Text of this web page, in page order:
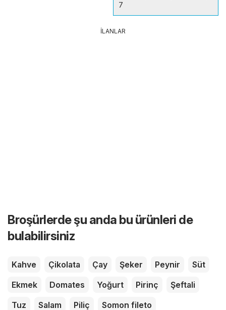
7
İLANLAR
Broşürlerde şu anda bu ürünleri de
bulabilirsiniz
Kahve Çikolata Çay Şeker Peynir
Süt
Ekmek
Domates Yoğurt Pirinç
Şeftali
Tuz
Salam Piliç Somon fileto